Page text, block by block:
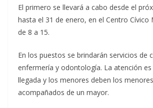
El primero se llevará a cabo desde el
hasta el 31 de enero, en el Centro Cívico
de 8 a 15.
En los puestos se brindarán servicios de
enfermería y odontología. La atención
llegada y los menores deben los
acompañados de un mayor.